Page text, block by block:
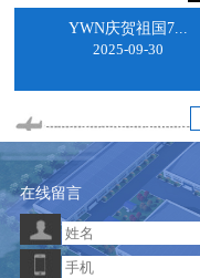
YWN庆贺祖国7...
2025-09-30
在线留言